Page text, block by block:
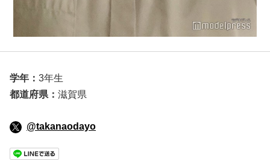
学年： 3年生
都道府県： 滋賀県
@takanaodayo